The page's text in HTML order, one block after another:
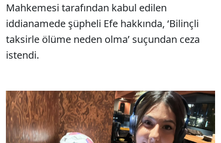
Mahkemesi tarafından kabul edilen
iddianamede şüpheli Efe hakkında, ‘Bilinçli
taksirle ölüme neden olma’ suçundan ceza
istendi.